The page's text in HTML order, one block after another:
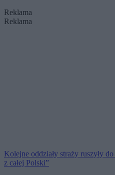
Reklama
Reklama
Kolejne oddziały straży ruszyły
z całej Polski”